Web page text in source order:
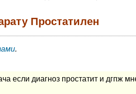
Простатилен
.
если диагноз простатит и дгпж